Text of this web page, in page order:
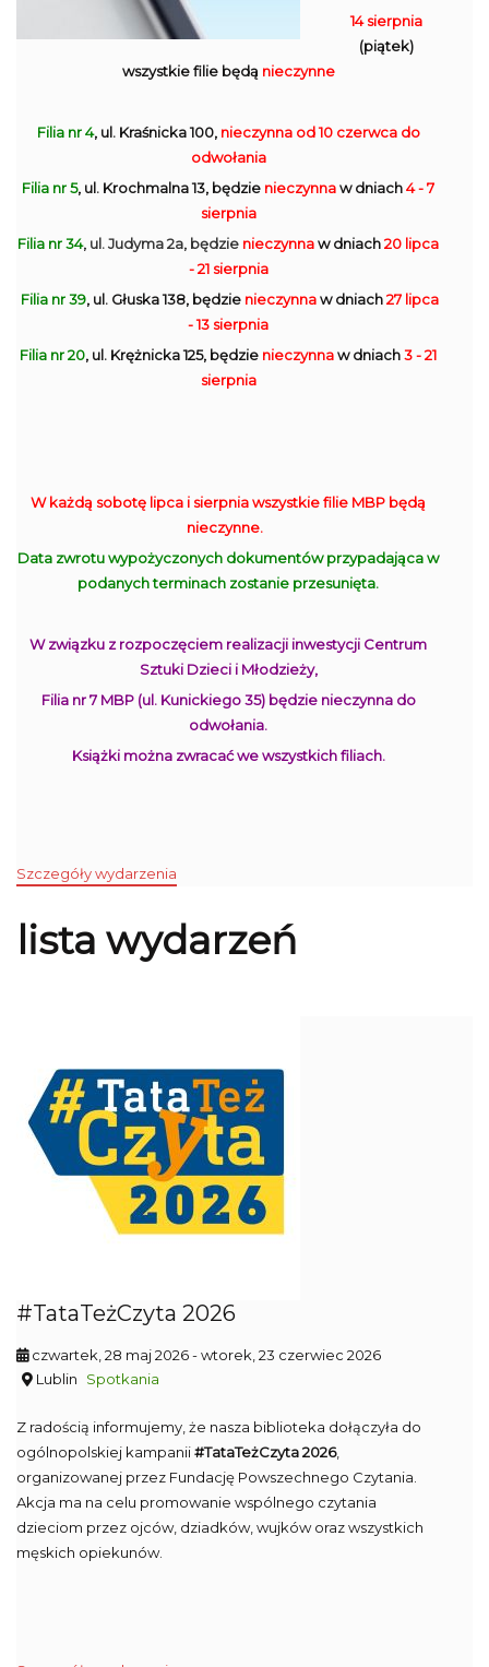
14 sierpnia
(piątek)
wszystkie filie będą nieczynne
Filia nr 4, ul. Kraśnicka 100, nieczynna od 10 czerwca do
odwołania
Filia nr 5, ul. Krochmalna 13, będzie nieczynnaw dniach4 - 7
sierpnia
Filia nr 34, ul. Judyma 2a, będzie nieczynnaw dniach20 lipca
- 21 sierpnia
Filia nr 39, ul. Głuska 138, będzie nieczynnaw dniach27 lipca
- 13 sierpnia
Filia nr 20, ul. Krężnicka 125, będzie nieczynnaw dniach3 - 21
sierpnia
W każdą sobotę lipca i sierpnia wszystkie filie MBP będą
nieczynne.
Data zwrotu wypożyczonych dokumentów przypadająca w
podanych terminach zostanie przesunięta.
W związku z rozpoczęciem realizacji inwestycji Centrum
Sztuki Dzieci i Młodzieży,
Filia nr 7 MBP (ul. Kunickiego 35) będzie nieczynna do
odwołania.
Książki można zwracać we wszystkich filiach.
Szczegóły wydarzenia
lista wydarzeń
#TataTeżCzyta 2026
czwartek, 28 maj 2026- wtorek, 23 czerwiec 2026
Lublin
Spotkania
Z radością informujemy, że nasza biblioteka dołączyła do
ogólnopolskiej kampanii#TataTeżCzyta 2026,
organizowanej przez Fundację Powszechnego Czytania.
Akcja ma na celu promowanie wspólnego czytania
dzieciom przez ojców, dziadków, wujków oraz wszystkich
męskich opiekunów.